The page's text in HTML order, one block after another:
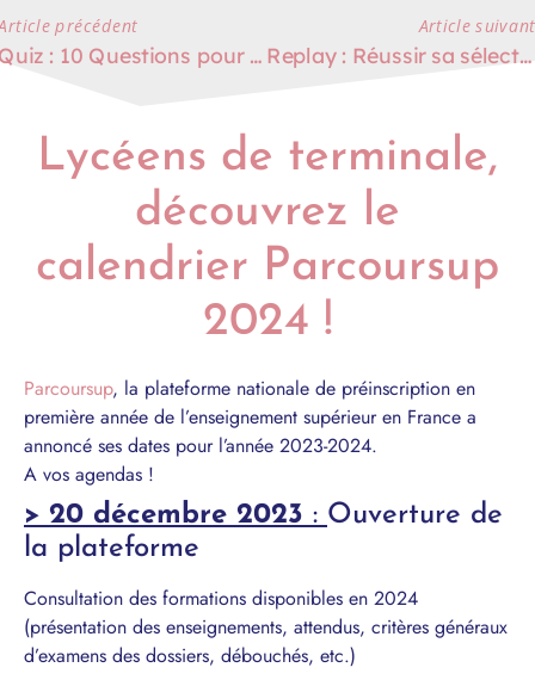
précédent
Quiz : 10 Questions pour savoir si vous allez réussir admission en IFSI sur parcoursup
Article suivant
Replay : Réussir sa sélection en école Paramédicale via Parcoursup en 2024
Lycéens de terminale,
découvrez le
calendrier Parcoursup
2024 !​
Parcoursup, la plateforme nationale de préinscription en
première année de l’enseignement supérieur en France a
annoncé ses dates pour l’année 2023-2024.
A vos agendas !
> 20 décembre 2023 : Ouverture de
la plateforme
Consultation des formations disponibles en 2024
(présentation des enseignements, attendus, critères généraux
d’examens des dossiers, débouchés, etc.)